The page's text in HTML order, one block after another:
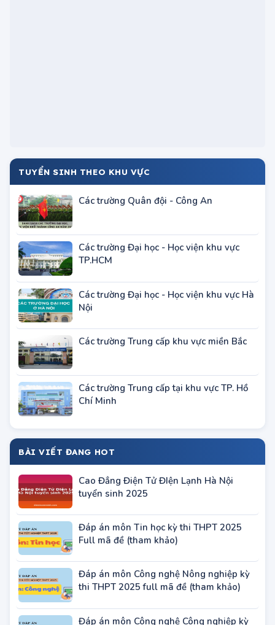
TUYỂN SINH THEO KHU VỰC
TP.HCM
Nội
Chí Minh
BÀI VIẾT ĐANG HOT
tuyển sinh 2025
Full mã đề (tham khảo)
thi THPT 2025 full mã đề (tham khảo)